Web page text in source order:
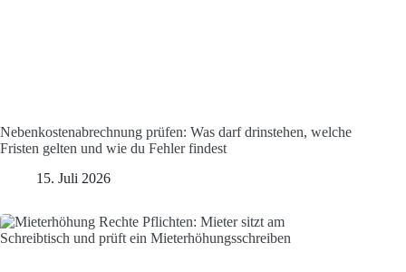
Nebenkostenabrechnung prüfen: Was darf drinstehen, welche
Fristen gelten und wie du Fehler findest
15. Juli 2026